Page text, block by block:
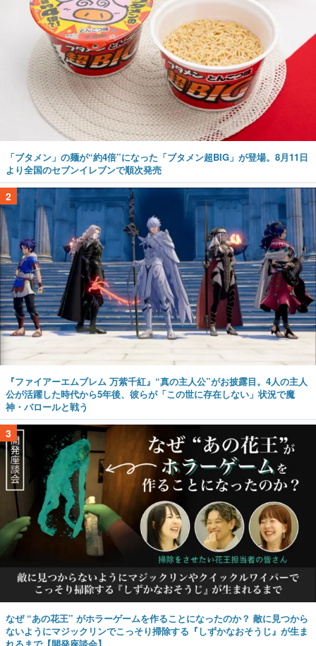
「ブタメン」の麺が“約4倍”になった「ブタメン超BIG」が登場。8月11日
より全国のセブンイレブンで順次発売
2
『ファイアーエムブレム 万紫千紅』“真の主人公”がお披露目。4人の主人
公が活躍した時代から5年後、彼らが「この世に存在しない」状況で魔
神・バロールと戦う
3
なぜ “あの花王” がホラーゲームを作ることになったのか？ 敵に見つから
ないようにマジックリンでこっそり掃除する『しずかなおそうじ』が生ま